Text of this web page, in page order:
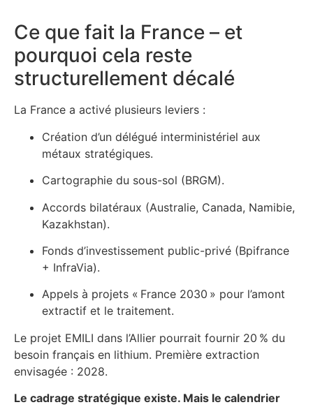
Ce que fait la France – et
pourquoi cela reste
structurellement décalé
La France a activé plusieurs leviers :
Création d’un délégué interministériel aux
métaux stratégiques.
Cartographie du sous-sol (BRGM).
Accords bilatéraux (Australie, Canada, Namibie,
Kazakhstan).
Fonds d’investissement public-privé (Bpifrance
+ InfraVia).
Appels à projets « France 2030 » pour l’amont
extractif et le traitement.
Le projet EMILI dans l’Allier pourrait fournir 20 % du
besoin français en lithium. Première extraction
envisagée : 2028.
Le cadrage stratégique existe. Mais le calendrier